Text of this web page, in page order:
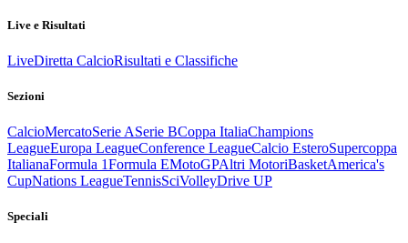
Live e Risultati
LiveDiretta CalcioRisultati e Classifiche
Sezioni
CalcioMercatoSerie ASerie BCoppa ItaliaChampions
LeagueEuropa LeagueConference LeagueCalcio EsteroSupercoppa
ItalianaFormula 1Formula EMotoGPAltri MotoriBasketAmerica's
CupNations LeagueTennisSciVolleyDrive UP
Speciali